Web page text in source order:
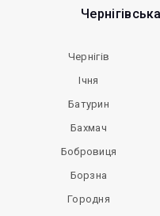
Чернігів
Ічня
Батурин
Бахмач
Бобровиця
Борзна
Городня